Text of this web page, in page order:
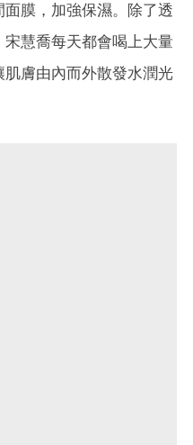
膜，加強保濕。除了透
慧喬每天都會喝上大量
膚由內而外散發水潤光